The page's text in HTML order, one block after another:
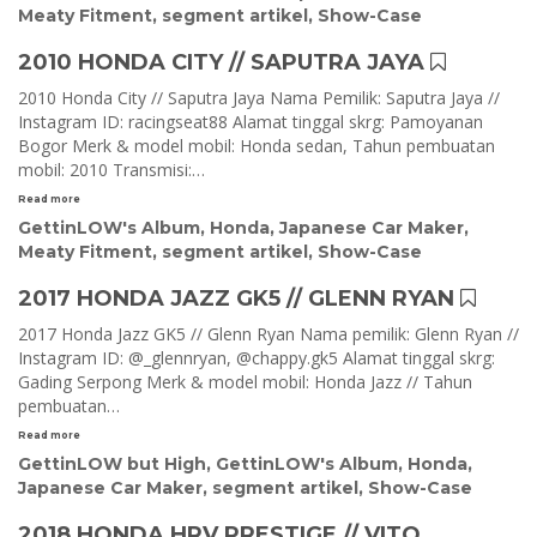
Meaty Fitment, segment artikel, Show-Case
2010 HONDA CITY // SAPUTRA JAYA
2010 Honda City // Saputra Jaya Nama Pemilik: Saputra Jaya //
Instagram ID: racingseat88 Alamat tinggal skrg: Pamoyanan
Bogor Merk & model mobil: Honda sedan, Tahun pembuatan
mobil: 2010 Transmisi:…
Read more
GettinLOW's Album, Honda,Japanese Car Maker,
Meaty Fitment, segment artikel, Show-Case
2017 HONDA JAZZ GK5 // GLENN RYAN
2017 Honda Jazz GK5 // Glenn Ryan Nama pemilik: Glenn Ryan //
Instagram ID: @_glennryan, @chappy.gk5 Alamat tinggal skrg:
Gading Serpong Merk & model mobil: Honda Jazz // Tahun
pembuatan…
Read more
GettinLOW but High, GettinLOW's Album, Honda,
Japanese Car Maker, segment artikel, Show-Case